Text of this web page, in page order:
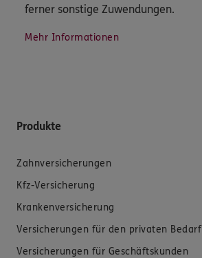
ferner sonstige Zuwendungen.
Mehr Informationen
Produkte
Zahnversicherungen
Kfz-Versicherung
Krankenversicherung
Versicherungen für den privaten Bedarf
Versicherungen für Geschäftskunden